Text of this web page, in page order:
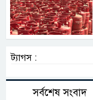
ট্যাগস :
সর্বশেষ সংবাদ